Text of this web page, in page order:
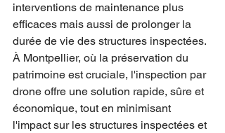
interventions de maintenance plus
efficaces mais aussi de prolonger la
durée de vie des structures inspectées.
À Montpellier, où la préservation du
patrimoine est cruciale, l'inspection par
drone offre une solution rapide, sûre et
économique, tout en minimisant
l'impact sur les structures inspectées et